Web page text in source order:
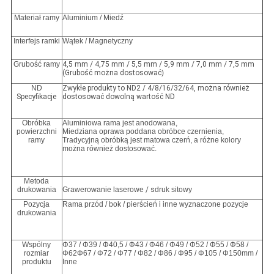
Materiał ramy Aluminium / Miedź
Interfejs ramki Wątek / Magnetyczny
Grubość ramy 4,5 mm / 4,75 mm / 5,5 mm / 5,9 mm / 7,0 mm / 7,5 mm
(Grubość można dostosować)
ND
Specyfikacje
Zwykłe produkty to ND2 / 4/8/16/32/64, można również
dostosować dowolną wartość ND
Obróbka
powierzchni
ramy
Aluminiowa rama jest anodowana,
Miedziana oprawa poddana obróbce czernienia,
Tradycyjną obróbką jest matowa czerń, a różne kolory
można również dostosować.
Metoda
drukowania
Grawerowanie laserowe / sdruk sitowy
Pozycja
drukowania
Rama przód / bok / pierścień i inne wyznaczone pozycje
Wspólny
rozmiar
produktu
Φ37 / Φ39 / Φ40,5 / Φ43 / Φ46 / Φ49 / Φ52 / Φ55 / Φ58 /
Φ62Φ67 / Φ72 / Φ77 / Φ82 / Φ86 / Φ95 / Φ105 / Φ150mm /
Inne